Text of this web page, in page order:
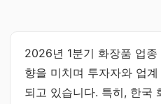
2026년 1분기 화장품 업
향을 미치며 투자자와 업
되고 있습니다. 특히, 한국